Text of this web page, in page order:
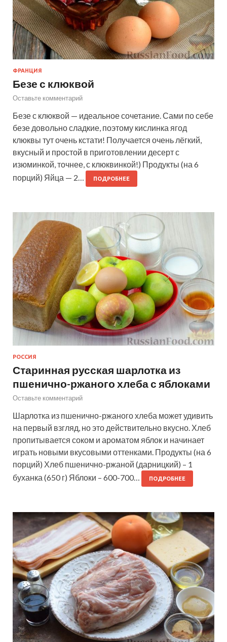
ФРАНЦИЯ
Безе с клюквой
Оставьте комментарий
Безе с клюквой — идеальное сочетание. Сами по себе
безе довольно сладкие, поэтому кислинка ягод
клюквы тут очень кстати! Получается очень лёгкий,
вкусный и простой в приготовлении десерт с
изюминкой, точнее, с клюквинкой!) Продукты (на 6
порций) Яйца — 2…
ПОДРОБНЕЕ
РОССИЯ
Старинная русская шарлотка из
пшенично-ржаного хлеба с яблоками
Оставьте комментарий
Шарлотка из пшенично-ржаного хлеба может удивить
на первый взгляд, но это действительно вкусно. Хлеб
пропитывается соком и ароматом яблок и начинает
играть новыми вкусовыми оттенками. Продукты (на 6
порций) Хлеб пшенично-ржаной (дарницкий) – 1
буханка (650 г) Яблоки – 600-700…
ПОДРОБНЕЕ